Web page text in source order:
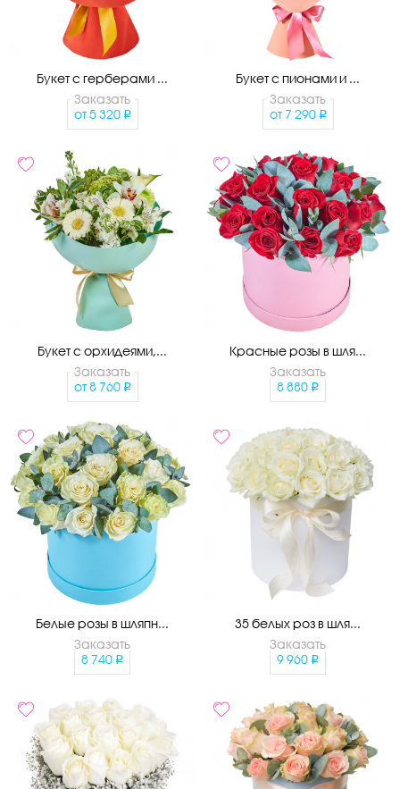
Букет с герберами ...
Заказать
от 5 320
Букет с пионами и ...
Заказать
от 7 290
Букет с орхидеями,...
Заказать
от 8 760
Красные розы в шля...
Заказать
8 880
Белые розы в шляпн...
Заказать
8 740
35 белых роз в шля...
Заказать
9 960